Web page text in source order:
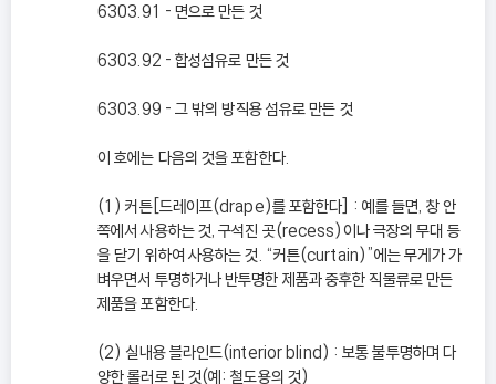
6303.91 - 면으로 만든 것
6303.92 - 합성섬유로 만든 것
6303.99 - 그 밖의 방직용 섬유로 만든 것
이 호에는 다음의 것을 포함한다.
(1) 커튼[드레이프(drape)를 포함한다] : 예를 들면, 창 안
쪽에서 사용하는 것, 구석진 곳(recess)이나 극장의 무대 등
을 닫기 위하여 사용하는 것. “커튼(curtain)”에는 무게가 가
벼우면서 투명하거나 반투명한 제품과 중후한 직물류로 만든
제품을 포함한다.
(2) 실내용 블라인드(interior blind) : 보통 불투명하며 다
양한 롤러로 된 것(예: 철도용의 것)